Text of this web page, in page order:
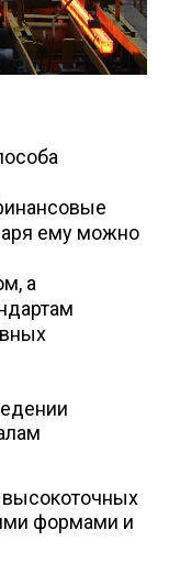
ему можно
а
высокоточных
формами и